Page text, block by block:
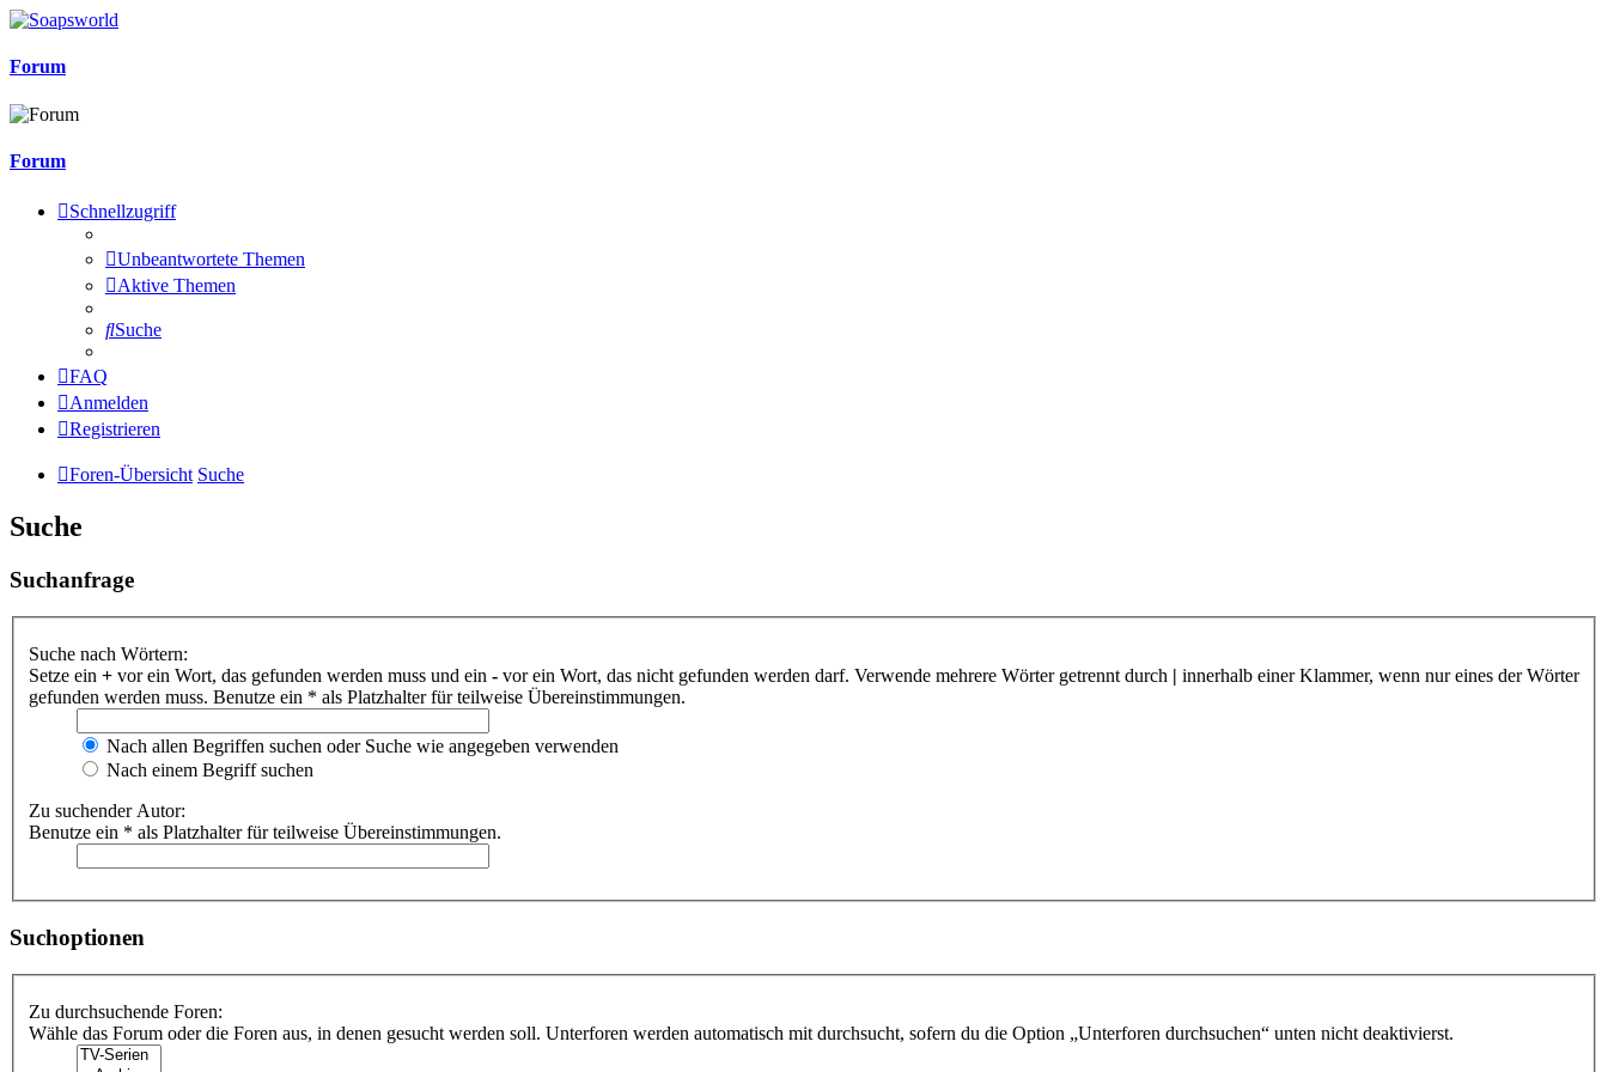
Forum
Forum
Schnellzugriff
Unbeantwortete Themen
Aktive Themen
Suche
FAQ
Anmelden
Registrieren
Foren-Übersicht Suche
Suche
Suchanfrage
Suche nach Wörtern:
Setze ein + vor ein Wort, das gefunden werden muss und ein - vor ein Wort, das nicht gefunden werden darf. Verwende mehrere Wörter getrennt durch | innerhalb einer Klammer, wenn nur eines der Wörter
gefunden werden muss. Benutze ein * als Platzhalter für teilweise Übereinstimmungen.
Nach allen Begriffen suchen oder Suche wie angegeben verwenden
Nach einem Begriff suchen
Zu suchender Autor:
Benutze ein * als Platzhalter für teilweise Übereinstimmungen.
Suchoptionen
Zu durchsuchende Foren:
Wähle das Forum oder die Foren aus, in denen gesucht werden soll. Unterforen werden automatisch mit durchsucht, sofern du die Option „Unterforen durchsuchen“ unten nicht deaktivierst.